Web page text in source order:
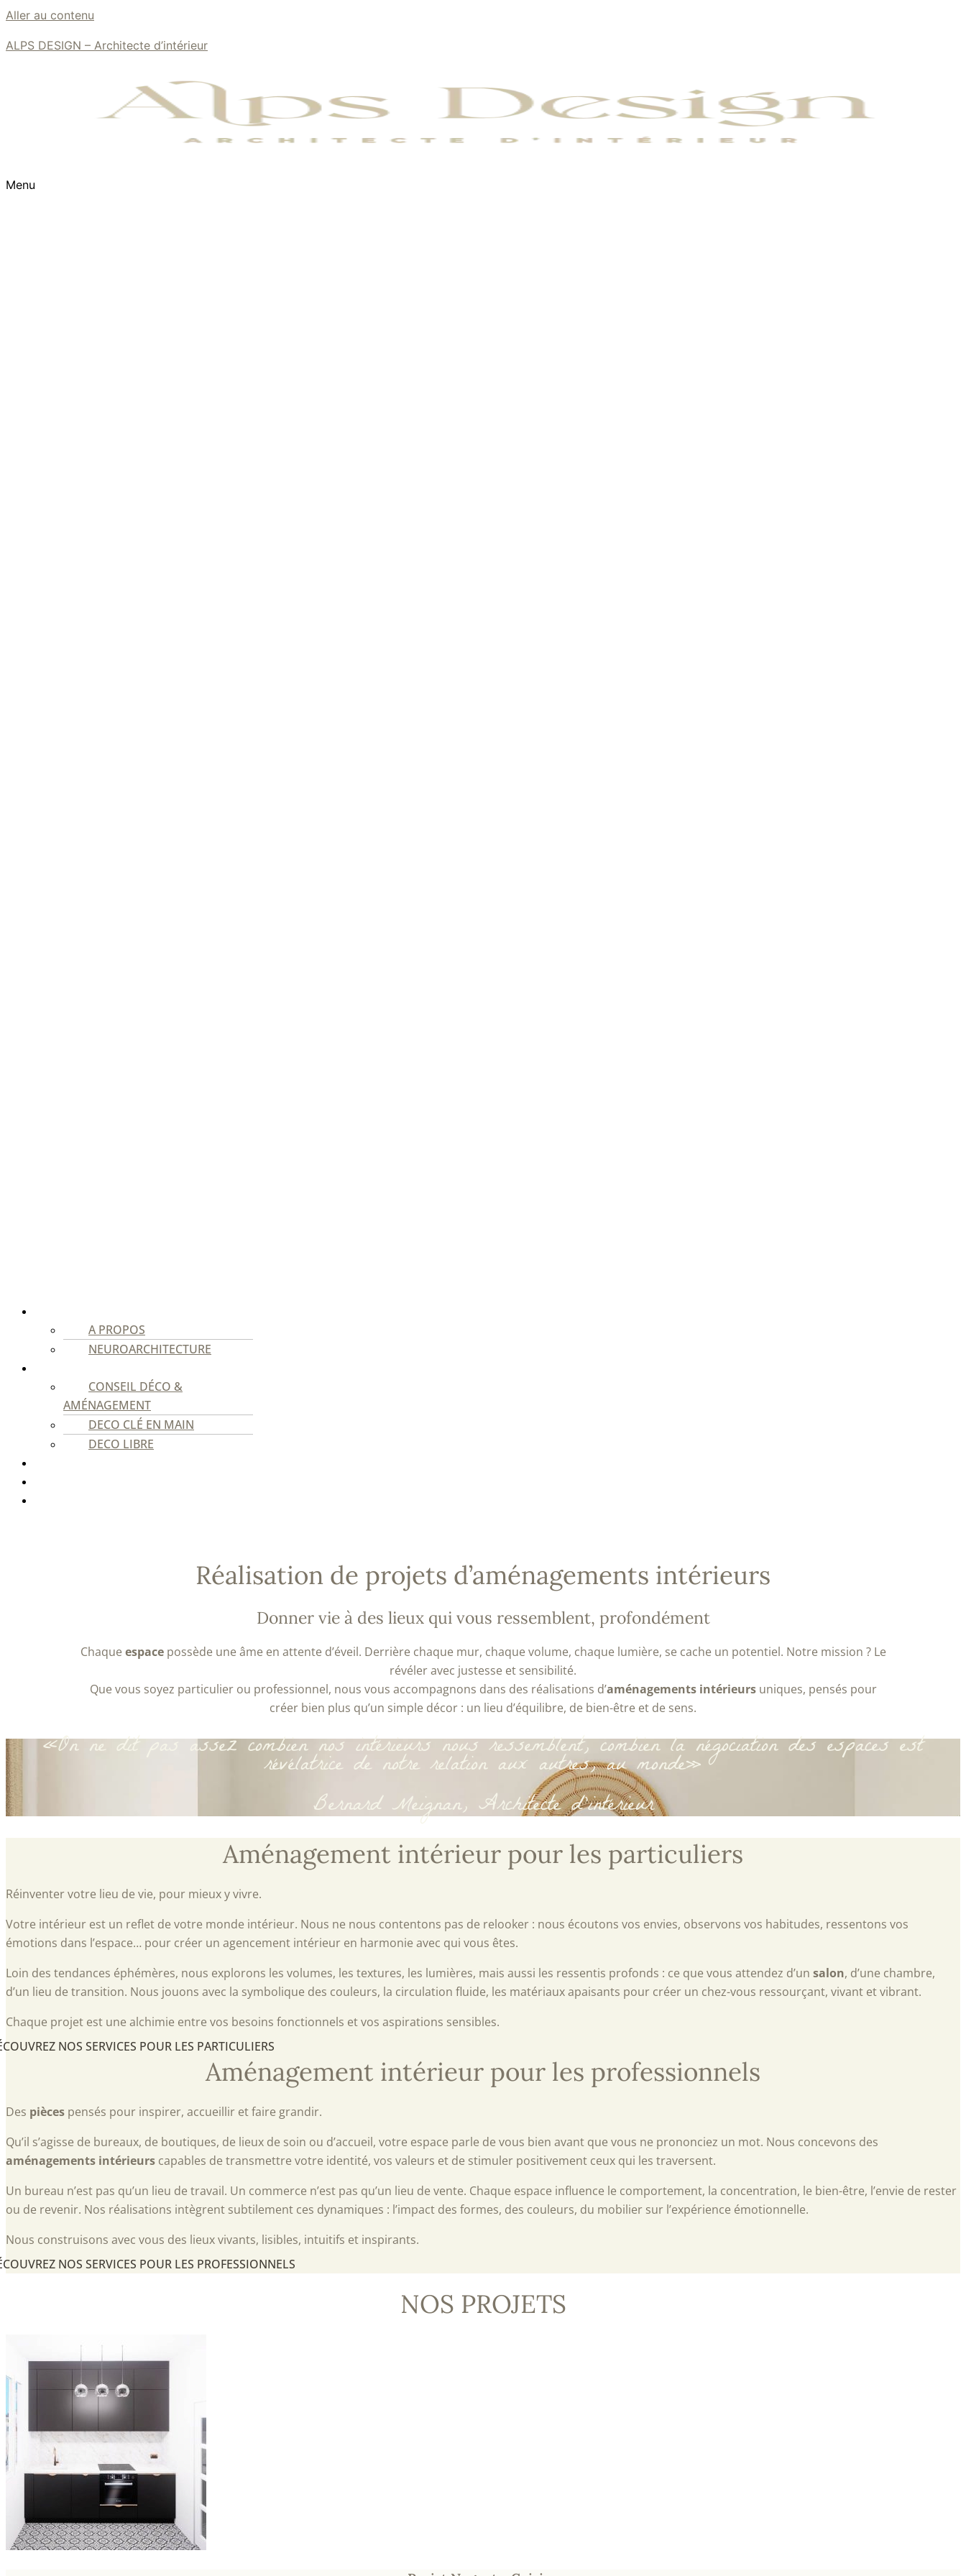
Aller au contenu
ALPS DESIGN – Architecte d’intérieur
Menu
A PROPOS
NEUROARCHITECTURE
CONSEIL DÉCO &
AMÉNAGEMENT
DECO CLÉ EN MAIN
DECO LIBRE
Réalisation de projets d’aménagements intérieurs
Donner vie à des lieux qui vous ressemblent, profondément
Chaque espacepossède une âme en attente d’éveil. Derrière chaque mur, chaque volume, chaque lumière, se cache un potentiel. Notre mission ? Le
révéler avec justesse et sensibilité.
Que vous soyez particulier ou professionnel, nous vous accompagnons dans des réalisations d’aménagements intérieursuniques, pensés pour
créer bien plus qu’un simple décor : un lieu d’équilibre, de bien-être et de sens.
«On ne dit pas assez combien nos intérieurs nous ressemblent, combien la négociation des espaces est
révélatrice de notre relation aux autres, au monde»
Bernard Meignan, Architecte d’intérieur
Aménagement intérieur pour les particuliers
Réinventer votre lieu de vie, pour mieux y vivre.
Votre intérieur est un reflet de votre monde intérieur. Nous ne nous contentons pas de relooker : nous écoutons vos envies, observons vos habitudes, ressentons vos
émotions dans l’espace… pour créer un agencement intérieur en harmonie avec qui vous êtes.
Loin des tendances éphémères, nous explorons les volumes, les textures, les lumières, mais aussi les ressentis profonds : ce que vous attendez d’un salon, d’une chambre,
d’un lieu de transition. Nous jouons avec la symbolique des couleurs, la circulation fluide, les matériaux apaisants pour créer un chez-vous ressourçant, vivant et vibrant.
Chaque projet est une alchimie entre vos besoins fonctionnels et vos aspirations sensibles.
NOS SERVICES POUR LES PARTICULIERS
Aménagement intérieur pour les professionnels
Des pièces pensés pour inspirer, accueillir et faire grandir.
Qu’il s’agisse de bureaux, de boutiques, de lieux de soin ou d’accueil, votre espace parle de vous bien avant que vous ne prononciez un mot. Nous concevons des
aménagements intérieurs capables de transmettre votre identité, vos valeurs et de stimuler positivement ceux qui les traversent.
Un bureau n’est pas qu’un lieu de travail. Un commerce n’est pas qu’un lieu de vente. Chaque espace influence le comportement, la concentration, le bien-être, l’envie de rester
ou de revenir. Nos réalisations intègrent subtilement ces dynamiques : l’impact des formes, des couleurs, du mobilier sur l’expérience émotionnelle.
Nous construisons avec vous des lieux vivants, lisibles, intuitifs et inspirants.
NOS SERVICES POUR LES PROFESSIONNELS
NOS PROJETS